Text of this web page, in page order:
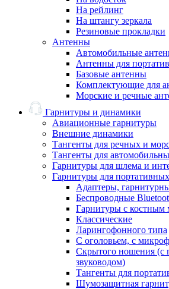
На рейлинг
На штангу зеркала
Резиновые прокладки
Антенны
Автомобильные
Антенны для
Базовые антенны
Комплектующие для
Морские и речные
Гарнитуры и динамики
Авиационные гарнитуры
Внешние динамики
Тангенты для речных и
Тангенты для
Гарнитуры для шлема и
Гарнитуры для
Адаптеры,
Беспроводные
Гарнитуры с костным
Классические
Ларингофонного типа
С оголовьем, с
Скрытого ношения (с
звуководом)
Тангенты для
Шумозащитная